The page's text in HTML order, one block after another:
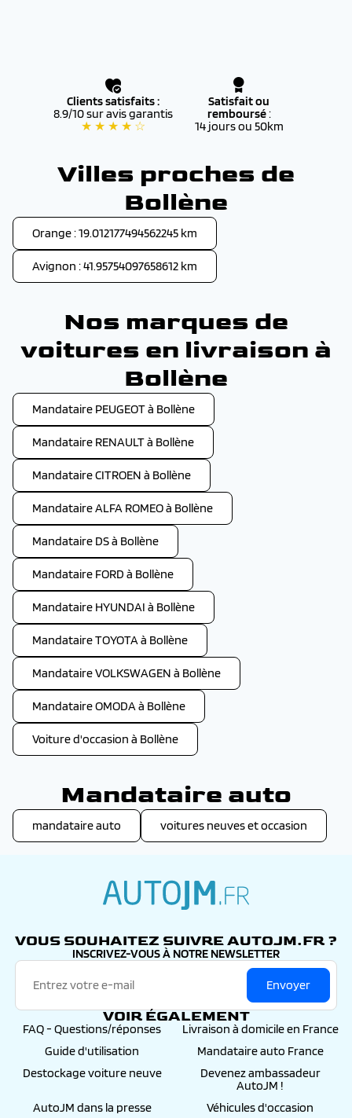
Clients satisfaits :
8.9/10 sur avis garantis
★ ★ ★ ★ ☆
Satisfait ou
remboursé:
14 jours ou 50km
Villes proches de
Bollène
Orange : 19.012177494562245 km
Avignon : 41.95754097658612 km
Nos marques de
voitures en livraison à
Bollène
Mandataire PEUGEOT à Bollène
Mandataire RENAULT à Bollène
Mandataire CITROEN à Bollène
Mandataire ALFA ROMEO à Bollène
Mandataire DS à Bollène
Mandataire FORD à Bollène
Mandataire HYUNDAI à Bollène
Mandataire TOYOTA à Bollène
Mandataire VOLKSWAGEN à Bollène
Mandataire OMODA à Bollène
Voiture d'occasion à Bollène
Mandataire auto
mandataire auto voitures neuves et occasion
VOUS SOUHAITEZ SUIVRE AUTOJM.FR ?
INSCRIVEZ-VOUS À NOTRE NEWSLETTER
Envoyer
VOIR ÉGALEMENT
FAQ - Questions/réponses
Livraison à domicile en France
Guide d'utilisation
Mandataire auto France
Destockage voiture neuve
Devenez ambassadeur
AutoJM !
AutoJM dans la presse
Véhicules d'occasion